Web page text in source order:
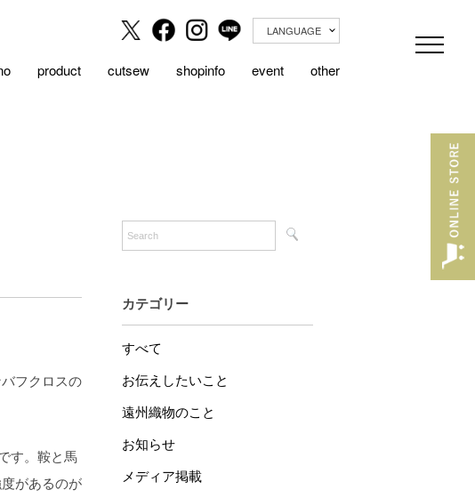
LANGUAGE
product cutsew shopinfo event other
フクロスの
す。鞍と馬
があるのが
カテゴリー
すべて
お伝えしたいこと
遠州織物のこと
お知らせ
メディア掲載